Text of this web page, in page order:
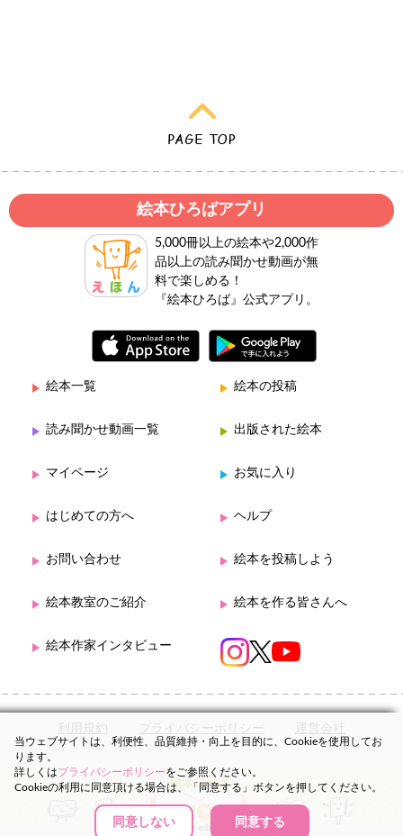
絵本ひろばアプリ
5,000冊以上の絵本や2,000作
品以上の読み聞かせ動画が無
料で楽しめる！
『絵本ひろば』公式アプリ。
絵本一覧 絵本の投稿
読み聞かせ動画一覧 出版された絵本
マイページ お気に入り
はじめての方へ ヘルプ
お問い合わせ 絵本を投稿しよう
絵本教室のご紹介 絵本を作る皆さんへ
絵本作家インタビュー
利用規約 プライバシーポリシー 運営会社
当ウェブサイトは、利便性、品質維持・向上を目的に、Cookieを使用してお
ります。
詳しくはプライバシーポリシーをご参照ください。
Cookieの利用に同意頂ける場合は、「同意する」ボタンを押してください。
同意しない 同意する